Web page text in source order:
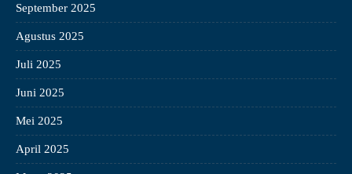
September 2025
Agustus 2025
Juli 2025
Juni 2025
Mei 2025
April 2025